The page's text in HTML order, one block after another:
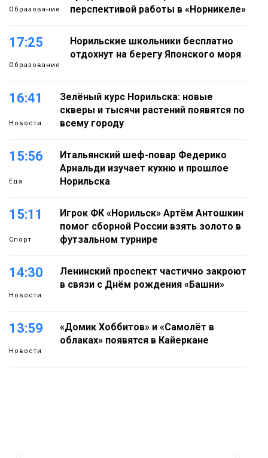
Образование
перспективой работы в «Норникеле»
17:25
Образование
Норильские школьники бесплатно
отдохнут на берегу Японского моря
16:41
Новости
Зелёный курс Норильска: новые
скверы и тысячи растений появятся по
всему городу
15:56
Еда
Итальянский шеф-повар Федерико
Арнальди изучает кухню и прошлое
Норильска
15:11
Спорт
Игрок ФК «Норильск» Артём Антошкин
помог сборной России взять золото в
футзальном турнире
14:30
Новости
Ленинский проспект частично закроют
в связи с Днём рождения «Башни»
13:59
Новости
«Домик Хоббитов» и «Самолёт в
облаках» появятся в Кайеркане